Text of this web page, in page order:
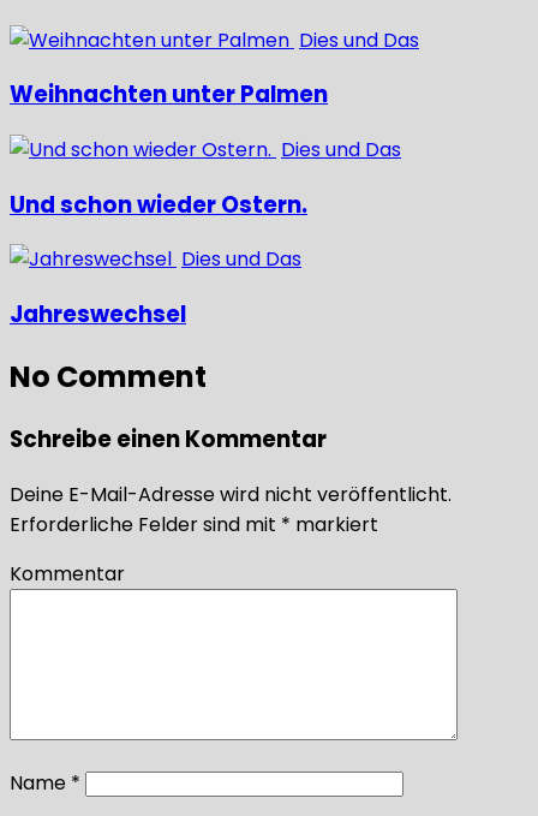
Dies und Das
Weihnachten unter Palmen
Dies und Das
Und schon wieder Ostern.
Dies und Das
Jahreswechsel
No Comment
Schreibe einen Kommentar
Deine E-Mail-Adresse wird nicht veröffentlicht.
Erforderliche Felder sind mit * markiert
Kommentar
Name *